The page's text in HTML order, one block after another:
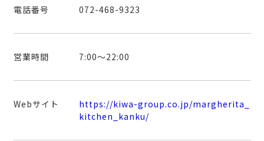
電話番号 072-468-9323
営業時間 7:00～22:00
Webサイト
https://kiwa-group.co.jp/margherita_
kitchen_kanku/